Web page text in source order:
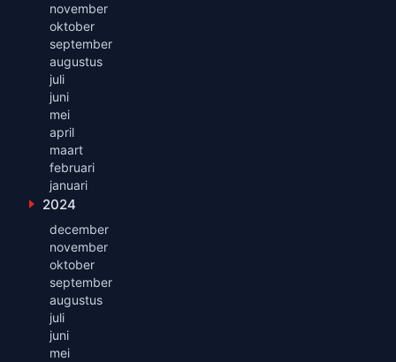
november
oktober
september
augustus
juli
juni
mei
april
maart
februari
januari
Toon maanden uit 2024
2024
december
november
oktober
september
augustus
juli
juni
mei